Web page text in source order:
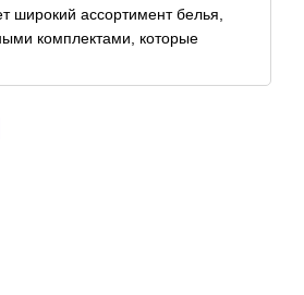
широкий ассортимент белья,
комплектами, которые
ощущения, но и
типами фигуры, что делает
elitestyle.com.ua
нижнего белья от
ношения, так и кружевные
включает корректирующее